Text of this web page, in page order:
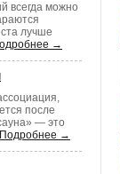
всегда можно
лучше
→
после
— это
Подробнее →